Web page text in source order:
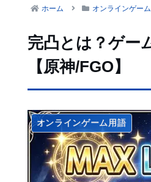
ホーム オンラインゲー
完凸とは？ゲー
【原神/FGO】
オンラインゲーム用語